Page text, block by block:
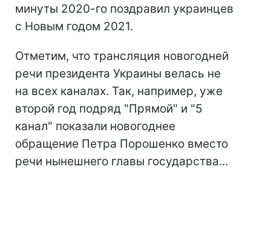
минуты 2020-го поздравил украинцев
с Новым годом 2021.
Отметим, что трансляция новогодней
речи президента Украины велась не
на всех каналах. Так, например, уже
второй год подряд "Прямой" и "5
канал" показали новогоднее
обращение Петра Порошенко вместо
речи нынешнего главы государства...